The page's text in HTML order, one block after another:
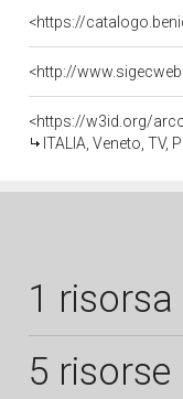
<https://
<https://w3id.org/
ITALIA, Veneto,
1 risorsa
5 risorse